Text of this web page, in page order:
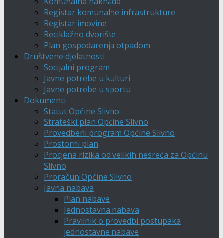
Registar komunalne infrastrukture
Registar imovine
Reciklažno dvorište
Plan gospodarenja otpadom
Društvene djelatnosti
Socijalni program
Javne potrebe u kulturi
Javne potrebe u sportu
Dokumenti
Statut Općine Slivno
Strateški plan Općine Slivno
Provedbeni program Općine Slivno
Prostorni plan
Procjena rizika od velikih nesreća za Općinu
Slivno
Proračun Općine Slivno
Javna nabava
Plan nabave
Jednostavna nabava
Pravilnik o provedbi postupaka
jednostavne nabave